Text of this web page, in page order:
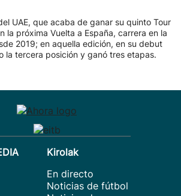
UAE, que acaba de ganar su quinto Tour
la próxima Vuelta a España, carrera en la
2019; en aquella edición, en su debut
la tercera posición y ganó tres etapas.
Kirolak
En directo
Noticias de fútbol